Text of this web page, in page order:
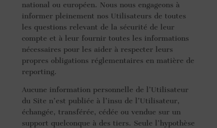
national ou européen. Nous nous engageons à
informer pleinement nos Utilisateurs de toutes
les questions relevant de la sécurité de leur
compte et à leur fournir toutes les informations
nécessaires pour les aider à respecter leurs
propres obligations réglementaires en matière de
reporting.
Aucune information personnelle de l’Utilisateur
du Site n’est publiée à l’insu de l’Utilisateur,
échangée, transférée, cédée ou vendue sur un
support quelconque à des tiers. Seule l’hypothèse